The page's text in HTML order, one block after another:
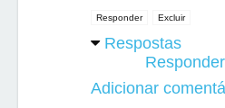
Responder Excluir
Respostas
Responder
Adicionar